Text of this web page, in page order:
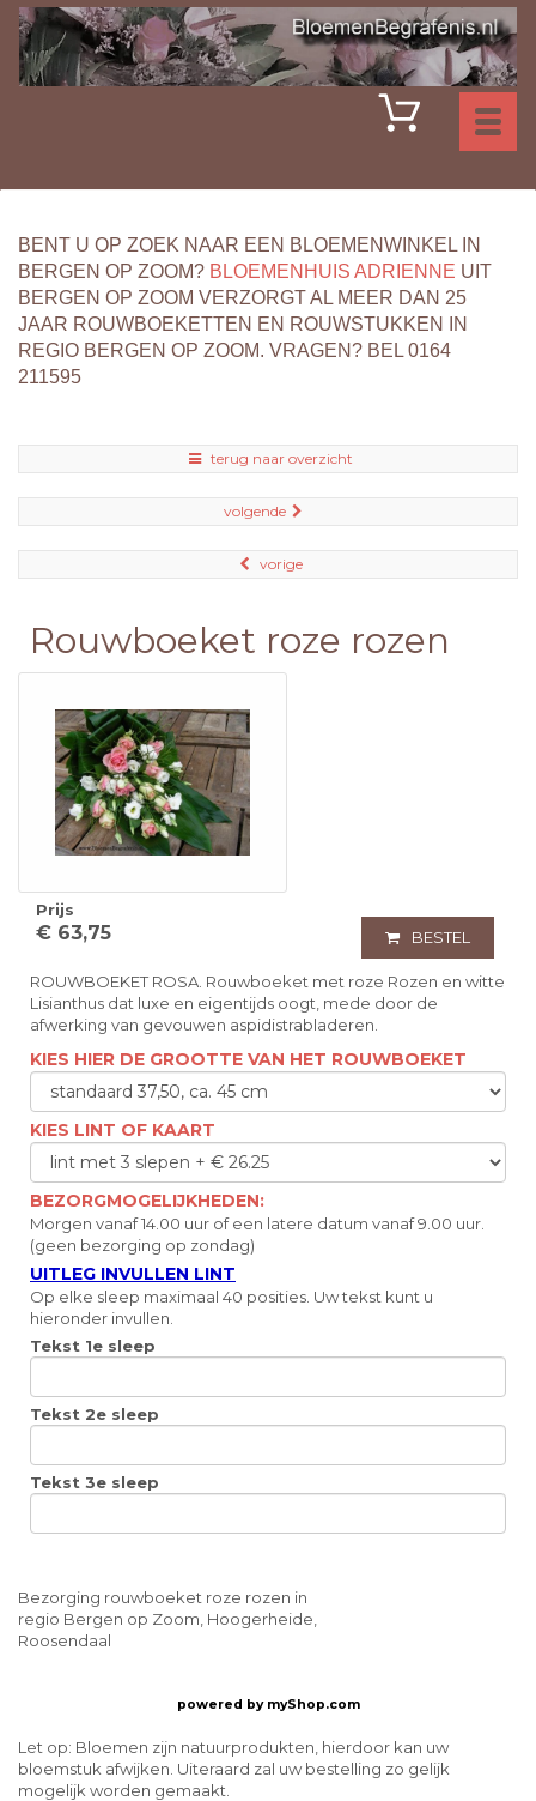
BENT U OP ZOEK NAAR EEN BLOEMENWINKEL IN
BERGEN OP ZOOM? BLOEMENHUIS ADRIENNE UIT
BERGEN OP ZOOM VERZORGT AL MEER DAN 25
JAAR ROUWBOEKETTEN EN ROUWSTUKKEN IN
REGIO BERGEN OP ZOOM. VRAGEN? BEL 0164
211595
terug naar overzicht
volgende
vorige
Rouwboeket roze rozen
Prijs
€ 63,75 BESTEL
ROUWBOEKET ROSA. Rouwboeket met roze Rozen en witte
Lisianthus dat luxe en eigentijds oogt, mede door de
afwerking van gevouwen aspidistrabladeren.
KIES HIER DE GROOTTE VAN HET ROUWBOEKET
KIES LINT OF KAART
BEZORGMOGELIJKHEDEN:
Morgen vanaf 14.00 uur of een latere datum vanaf 9.00 uur.
(geen bezorging op zondag)
UITLEG INVULLEN LINT
Op elke sleep maximaal 40 posities. Uw tekst kunt u
hieronder invullen.
Tekst 1e sleep
Tekst 2e sleep
Tekst 3e sleep
Bezorging rouwboeket roze rozen in
regio Bergen op Zoom, Hoogerheide,
Roosendaal
powered by myShop.com
Let op: Bloemen zijn natuurprodukten, hierdoor kan uw
bloemstuk afwijken. Uiteraard zal uw bestelling zo gelijk
mogelijk worden gemaakt.